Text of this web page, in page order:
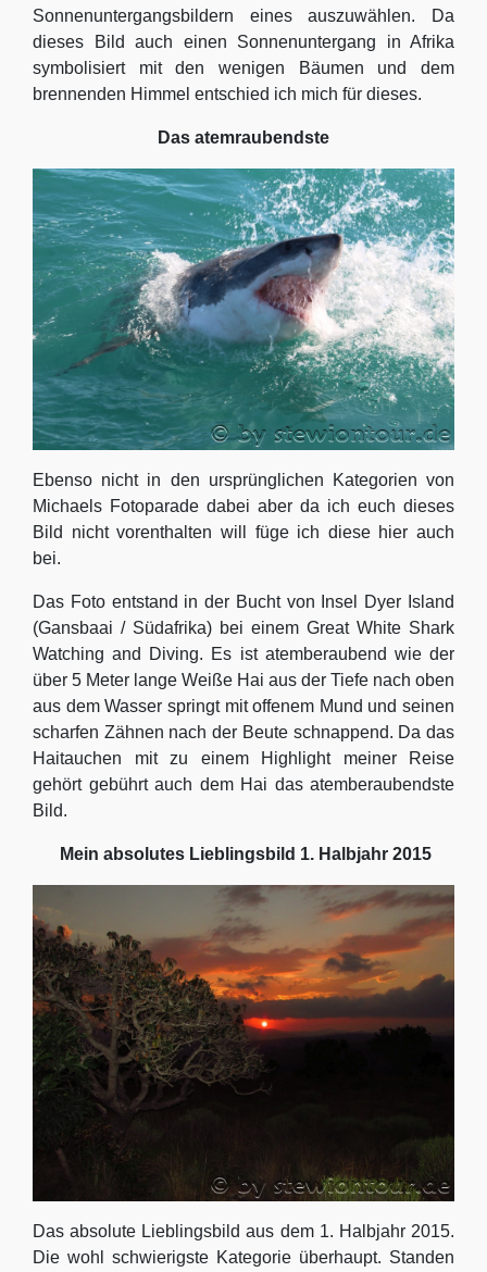
Sonnenuntergangsbildern eines auszuwählen. Da
dieses Bild auch einen Sonnenuntergang in Afrika
symbolisiert mit den wenigen Bäumen und dem
brennenden Himmel entschied ich mich für dieses.
Das atemraubendste
Ebenso nicht in den ursprünglichen Kategorien von
Michaels Fotoparade dabei aber da ich euch dieses
Bild nicht vorenthalten will füge ich diese hier auch
bei.
Das Foto entstand in der Bucht von Insel Dyer Island
(Gansbaai / Südafrika) bei einem Great White Shark
Watching and Diving. Es ist atemberaubend wie der
über 5 Meter lange Weiße Hai aus der Tiefe nach oben
aus dem Wasser springt mit offenem Mund und seinen
scharfen Zähnen nach der Beute schnappend. Da das
Haitauchen mit zu einem Highlight meiner Reise
gehört gebührt auch dem Hai das atemberaubendste
Bild.
Mein absolutes Lieblingsbild 1. Halbjahr 2015
Das absolute Lieblingsbild aus dem 1. Halbjahr 2015.
Die wohl schwierigste Kategorie überhaupt. Standen